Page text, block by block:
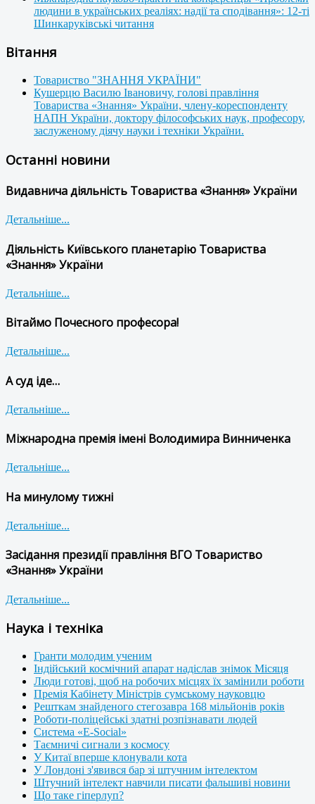
людини в українських реаліях: надії та сподівання»: 12-ті
Шинкаруківські читання
Вітання
Товариство "ЗНАННЯ УКРАЇНИ"
Кушерцю Василю Івановичу, голові правління
Товариства «Знання» України, члену-кореспонденту
НАПН України, доктору філософських наук, професору,
заслуженому діячу науки і техніки України.
Останні новини
Видавнича діяльність Товариства «Знання» України
Детальніше...
Діяльність Київського планетарію Товариства
«Знання» України
Детальніше...
Вітаймо Почесного професора!
Детальніше...
А суд іде…
Детальніше...
Міжнародна премія імені Володимира Винниченка
Детальніше...
На минулому тижні
Детальніше...
Засідання президії правління ВГО Товариство
«Знання» України
Детальніше...
Наука і техніка
Гранти молодим ученим
Індійський космічний апарат надіслав знімок Місяця
Люди готові, щоб на робочих місцях їх замінили роботи
Премія Кабінету Міністрів сумському науковцю
Решткам знайденого стегозавра 168 мільйонів років
Роботи-поліцейські здатні розпізнавати людей
Система «E-Social»
Таємничі сигнали з космосу
У Китаї вперше клонували кота
У Лондоні з'явився бар зі штучним інтелектом
Штучний інтелект навчили писати фальшиві новини
Що таке гіперлуп?